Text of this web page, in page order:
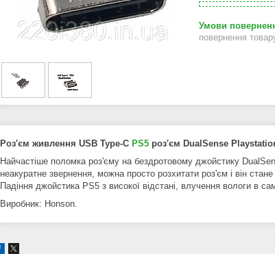
повернення
Роз'єм живлення USB Type-C PS5 роз'єм DualSense
Найчастіше поломка роз'єму на бездротовому джойстику
неакуратне звернення, можна просто розхитати роз'єм і він
Падіння джойстика PS5 з високої відстані, влучення вологи в
Виробник: Honson.